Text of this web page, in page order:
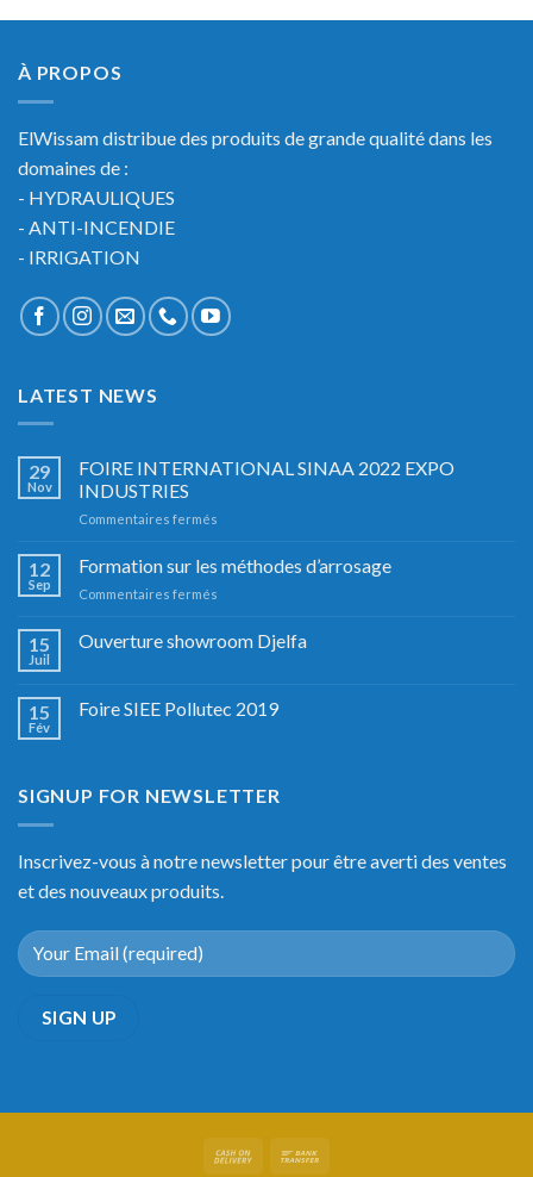
À PROPOS
ElWissam distribue des produits de grande qualité dans les
domaines de :
- HYDRAULIQUES
- ANTI-INCENDIE
- IRRIGATION
LATEST NEWS
29
Nov
FOIRE INTERNATIONAL SINAA 2022 EXPO
INDUSTRIES
Commentaires fermés
INTERNATIONAL
INDUSTRIES
12
Sep
Formation sur les méthodes d’arrosage
Commentaires fermés
15
Juil
Ouverture showroom Djelfa
15
Fév
Foire SIEE Pollutec 2019
SIGNUP FOR NEWSLETTER
Inscrivez-vous à notre newsletter pour être averti des ventes
et des nouveaux produits.